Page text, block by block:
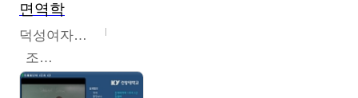
면역학
덕성여자대학교
조효선